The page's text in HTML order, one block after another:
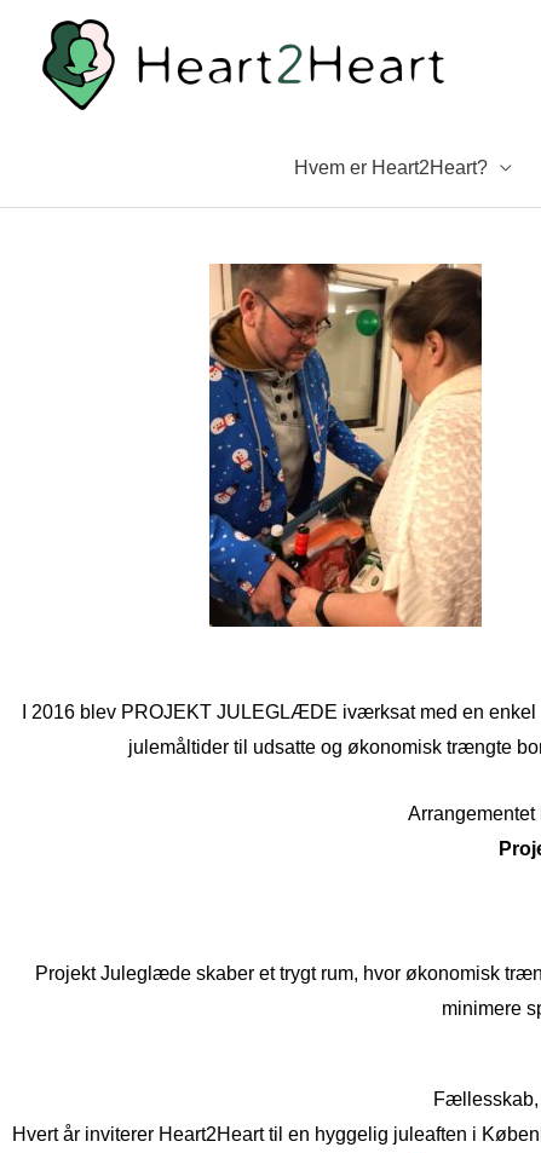
indholdet
Hvem er Heart2Heart?
I 2016 blev PROJEKT JULEGLÆDE iværksat med en
julemåltider til udsatte og økonomisk trængte
Arrangementet
Projekt Juleglæde skaber et trygt rum, hvor økonomisk
minimere
Fællesskab,
Hvert år inviterer Heart2Heart til en hyggelig juleaften i